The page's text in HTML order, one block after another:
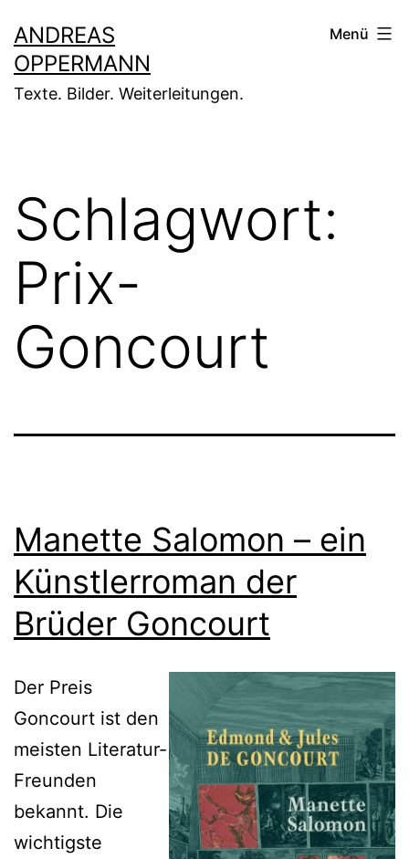
Inhalt
springen
ANDREAS
OPPERMANN
Texte. Bilder. Weiterleitungen.
Menü
Schlagwort:
Prix-
Goncourt
Manette Salomon – ein
Künstlerroman der
Brüder Goncourt
Der Preis
Goncourt ist den
meisten Literatur-
Freunden
bekannt. Die
wichtigste